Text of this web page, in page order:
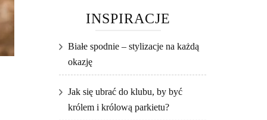
INSPIRACJE
Białe spodnie – stylizacje na każdą
okazję
Jak się ubrać do klubu, by być
królem i królową parkietu?